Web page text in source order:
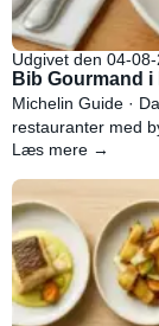
Udgivet den 04-
Bib Gourmand i
Michelin Guide ·
restauranter med
Læs mere →